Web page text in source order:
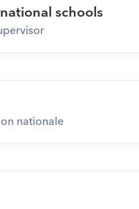
schools
nationale